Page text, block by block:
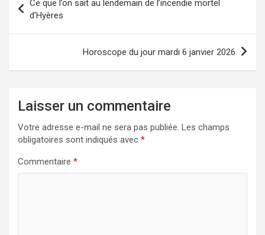
de
l’article
Ce que l’on sait au lendemain de l’incendie mortel
d’Hyères
Horoscope du jour mardi 6 janvier 2026
Laisser un commentaire
Votre adresse e-mail ne sera pas publiée. Les champs
obligatoires sont indiqués avec *
Commentaire *